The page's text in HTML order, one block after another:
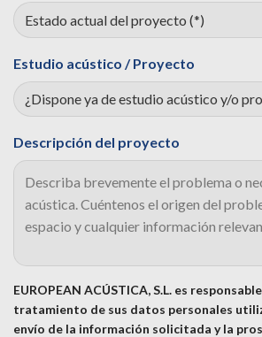
Estudio acústico / Proyecto
Descripción del proyecto
EUROPEAN ACÚSTICA, S.L. es
tratamiento de sus datos personales
envío de la información solicitada y la